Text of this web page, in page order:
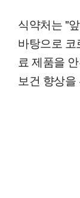
식약처는 "
바탕으로
료 제품을
보건 향상